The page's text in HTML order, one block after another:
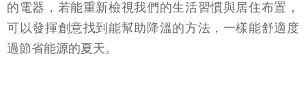
的電器，若能重新檢視我們的生活習慣與居住布置，
可以發揮創意找到能幫助降溫的方法，一樣能舒適度
過節省能源的夏天。